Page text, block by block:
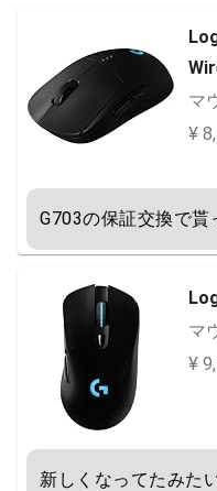
マ
¥
G703の保証交換で貰
マ
¥
新しくなってたみた